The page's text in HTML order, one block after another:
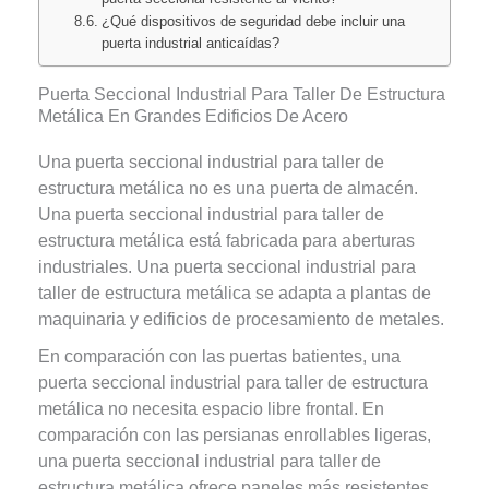
¿Qué dispositivos de seguridad debe incluir una
puerta industrial anticaídas?
Puerta Seccional Industrial Para Taller De Estructura
Metálica En Grandes Edificios De Acero
Una puerta seccional industrial para taller de
estructura metálica no es una puerta de almacén.
Una puerta seccional industrial para taller de
estructura metálica está fabricada para aberturas
industriales. Una puerta seccional industrial para
taller de estructura metálica se adapta a plantas de
maquinaria y edificios de procesamiento de metales.
En comparación con las puertas batientes, una
puerta seccional industrial para taller de estructura
metálica no necesita espacio libre frontal. En
comparación con las persianas enrollables ligeras,
una puerta seccional industrial para taller de